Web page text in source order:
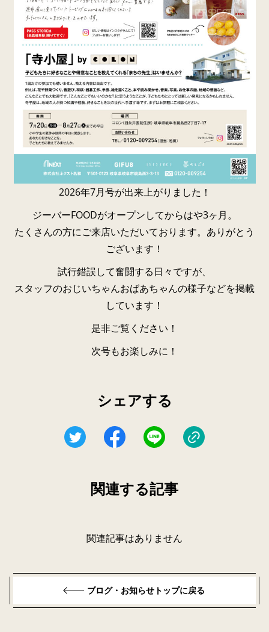
2026年7月号が出来上がりました！
ジーバーFOODがオープンしてからはや3ヶ月。
たくさんの方にご来店いただいております。ありがとう
ございます！
試行錯誤して奮闘する日々ですが、
スタッフのおじいちゃんおばあちゃんの様子などを掲載
しています！
是非ご覧ください！
次号もお楽しみに！
シェアする
関連する記事
関連記事はありません
ブログ・お知らせトップに戻る